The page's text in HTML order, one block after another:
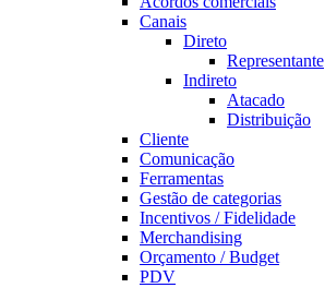
Canais
Direto
Representante
Indireto
Atacado
Distribuição
Cliente
Comunicação
Ferramentas
Gestão de categorias
Incentivos / Fidelidade
Merchandising
Orçamento / Budget
PDV